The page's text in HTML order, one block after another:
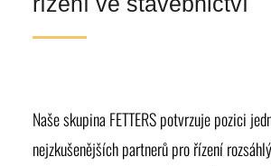
Naše skupina FETTERS potvrzuje pozici
nejzkušenějších partnerů pro řízení